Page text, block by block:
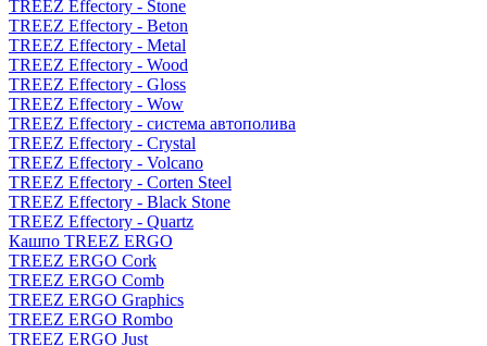
TREEZ Effectory - Stone
TREEZ Effectory - Beton
TREEZ Effectory - Metal
TREEZ Effectory - Wood
TREEZ Effectory - Gloss
TREEZ Effectory - Wow
TREEZ Effectory - система автополива
TREEZ Effectory - Crystal
TREEZ Effectory - Volcano
TREEZ Effectory - Corten Steel
TREEZ Effectory - Black Stone
TREEZ Effectory - Quartz
Кашпо TREEZ ERGO
TREEZ ERGO Cork
TREEZ ERGO Comb
TREEZ ERGO Graphics
TREEZ ERGO Rombo
TREEZ ERGO Just